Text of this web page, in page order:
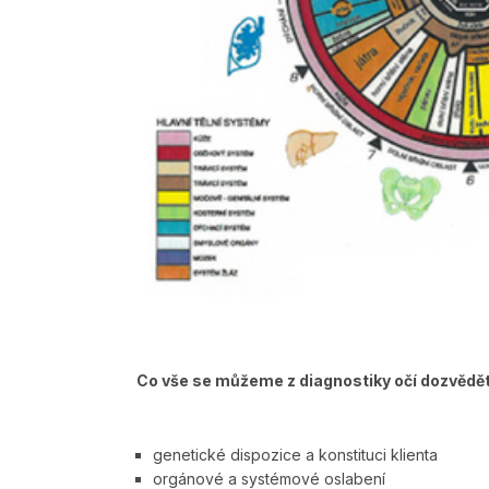
Co vše se můžeme z diagnostiky očí
genetické dispozice a konstituci klienta
orgánové a systémové oslabení